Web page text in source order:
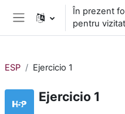
Sari la conţinutul principal
Panou lateral
În prezent
pentru
ESP Ejercicio 1
Ejercicio 1